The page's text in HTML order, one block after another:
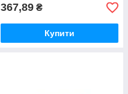
367,89 ₴
Купити